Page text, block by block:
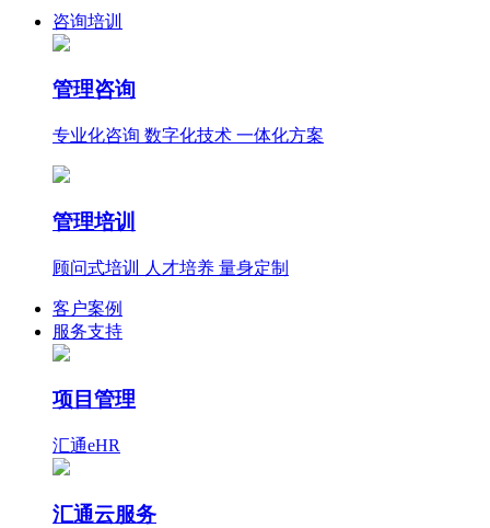
咨询培训
管理咨询
专业化咨询 数字化技术 一体化方案
管理培训
顾问式培训 人才培养 量身定制
客户案例
服务支持
项目管理
汇通eHR
汇通云服务